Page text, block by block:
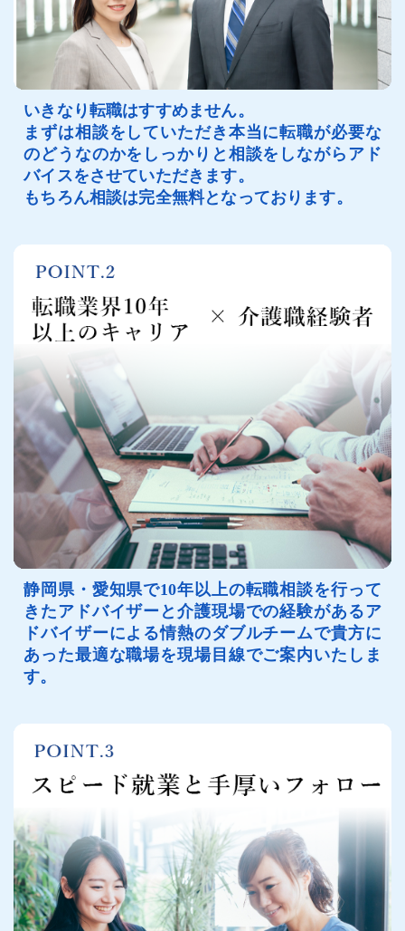
いきなり転職はすすめません。
まずは相談をしていただき本当に転職が必要な
のどうなのかをしっかりと相談をしながらアド
バイスをさせていただきます。
もちろん相談は完全無料となっております。
静岡県・愛知県で10年以上の転職相談を行って
きたアドバイザーと介護現場での経験があるア
ドバイザーによる情熱のダブルチームで貴方に
あった最適な職場を現場目線でご案内いたしま
す。